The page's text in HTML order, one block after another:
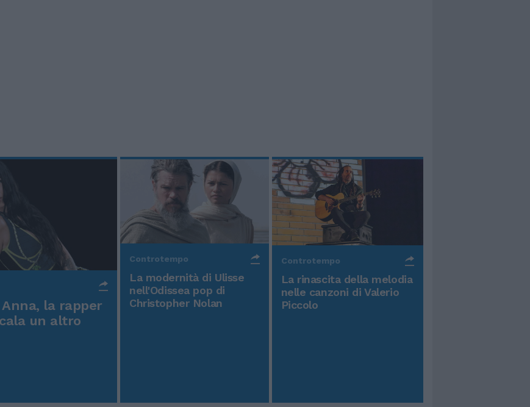
la rapper
un altro
Controtempo
La modernità di Ulisse
nell'Odissea pop di
Christopher Nolan
Controtempo
La rinascita della melodia
nelle canzoni di Valerio
Piccolo